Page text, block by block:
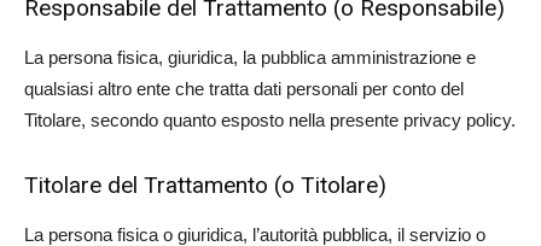
Responsabile del Trattamento (o Responsabile)
La persona fisica, giuridica, la pubblica amministrazione e
qualsiasi altro ente che tratta dati personali per conto del
Titolare, secondo quanto esposto nella presente privacy policy.
Titolare del Trattamento (o Titolare)
La persona fisica o giuridica, l’autorità pubblica, il servizio o